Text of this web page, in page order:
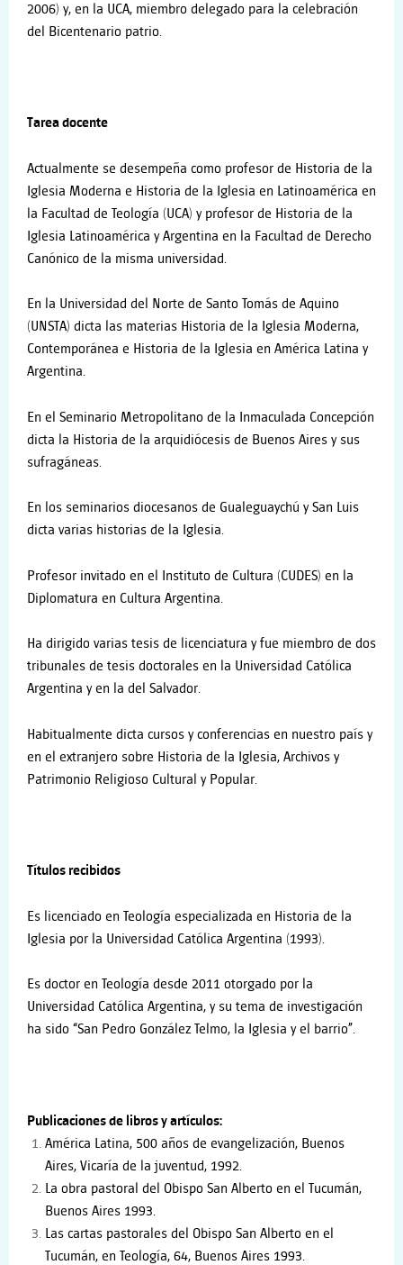
2006) y, en la UCA, miembro delegado para la celebración
del Bicentenario patrio.
Tarea docente
Actualmente se desempeña como profesor de Historia de la
Iglesia Moderna e Historia de la Iglesia en Latinoamérica en
la Facultad de Teología (UCA) y profesor de Historia de la
Iglesia Latinoamérica y Argentina en la Facultad de Derecho
Canónico de la misma universidad.
En la Universidad del Norte de Santo Tomás de Aquino
(UNSTA) dicta las materias Historia de la Iglesia Moderna,
Contemporánea e Historia de la Iglesia en América Latina y
Argentina.
En el Seminario Metropolitano de la Inmaculada Concepción
dicta la Historia de la arquidiócesis de Buenos Aires y sus
sufragáneas.
En los seminarios diocesanos de Gualeguaychú y San Luis
dicta varias historias de la Iglesia.
Profesor invitado en el Instituto de Cultura (CUDES) en la
Diplomatura en Cultura Argentina.
Ha dirigido varias tesis de licenciatura y fue miembro de dos
tribunales de tesis doctorales en la Universidad Católica
Argentina y en la del Salvador.
Habitualmente dicta cursos y conferencias en nuestro país y
en el extranjero sobre Historia de la Iglesia, Archivos y
Patrimonio Religioso Cultural y Popular.
Títulos recibidos
Es licenciado en Teología especializada en Historia de la
Iglesia por la Universidad Católica Argentina (1993).
Es doctor en Teología desde 2011 otorgado por la
Universidad Católica Argentina, y su tema de investigación
ha sido “San Pedro González Telmo, la Iglesia y el barrio”.
Publicaciones de libros y artículos:
América Latina, 500 años de evangelización, Buenos
Aires, Vicaría de la juventud, 1992.
La obra pastoral del Obispo San Alberto en el Tucumán,
Buenos Aires 1993.
Las cartas pastorales del Obispo San Alberto en el
Tucumán, en Teología, 64, Buenos Aires 1993.